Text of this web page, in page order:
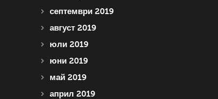
септември 2019
август 2019
юли 2019
юни 2019
май 2019
април 2019